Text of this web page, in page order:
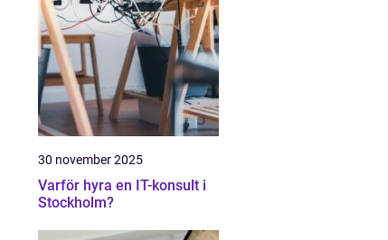
30 november 2025
Varför hyra en IT-konsult i
Stockholm?